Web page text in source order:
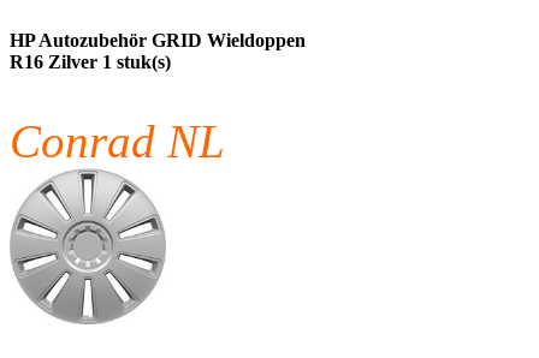
HP Autozubehör GRID Wieldoppen
R16 Zilver 1 stuk(s)
Conrad NL